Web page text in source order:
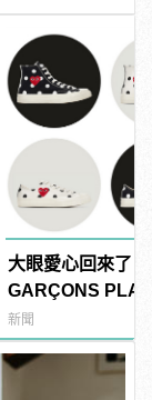
大眼愛心回來了
GARÇONS
風「Polka Dot」
新聞